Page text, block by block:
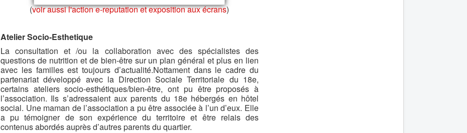
(voir aussi l'action e-reputation et exposition aux écrans)
Atelier Socio-Esthetique
La consultation et /ou la collaboration avec des spécialistes des
questions de nutrition et de bien-être sur un plan général et plus en lien
avec les familles est toujours d’actualité.Nottament dans le cadre du
partenariat développé avec la Direction Sociale Territoriale du 18e,
certains ateliers socio-esthétiques/bien-être, ont pu être proposés à
l’association. Ils s’adressaient aux parents du 18e hébergés en hôtel
social. Une maman de l’association a pu être associée à l’un d’eux. Elle
a pu témoigner de son expérience du territoire et être relais des
contenus abordés auprès d’autres parents du quartier.